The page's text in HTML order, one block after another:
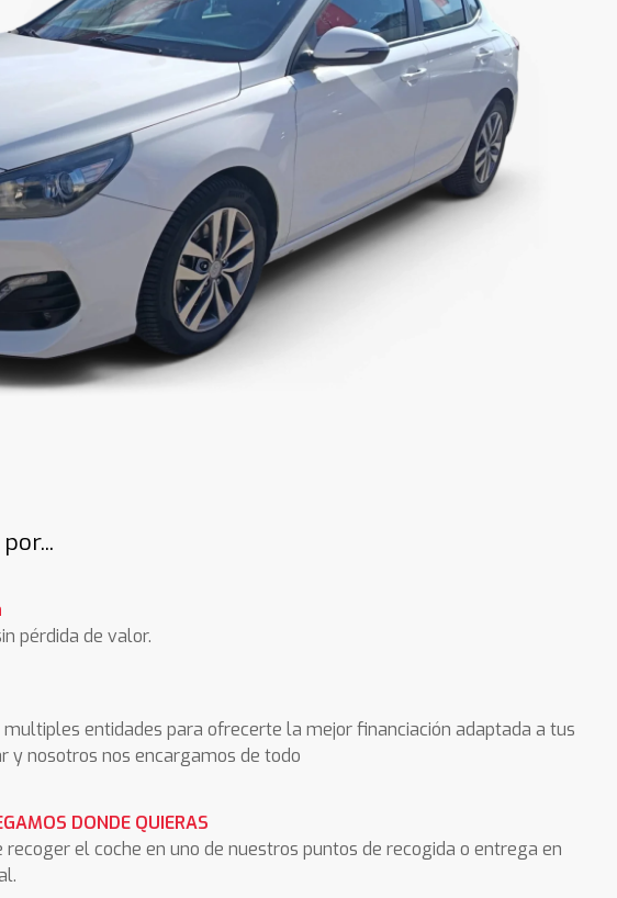
pérdida de valor.
entidades para ofrecerte la mejor financiación adaptada a tus
y nosotros nos encargamos de todo
DONDE QUIERAS
el coche en uno de nuestros puntos de recogida o entrega en